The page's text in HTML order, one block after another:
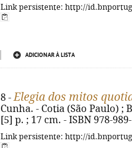
Link persistente: http://
ADICIONAR À LISTA
8 -Elegia dos mitos
Cunha. - Cotia (São Paulo) ;
[5] p. ; 17 cm. - ISBN 978-
Link persistente: http://